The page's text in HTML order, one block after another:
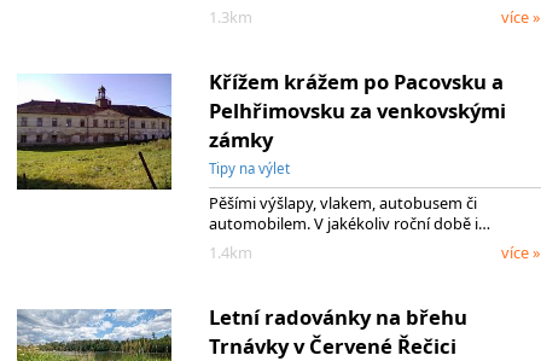
1.3km
více »
Křížem krážem po Pacovsku a
Pelhřimovsku za venkovskými
zámky
Tipy na výlet
Pěšími výšlapy, vlakem, autobusem či
automobilem. V jakékoliv roční době i…
1.4km
více »
Letní radovánky na břehu
Trnávky v Červené Řečici